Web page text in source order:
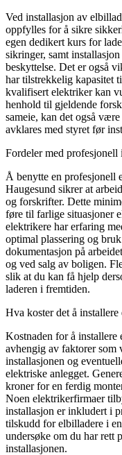
Ved installasjon av
oppfylles for å sikre
egen dedikert kurs for
sikringer, samt
beskyttelse. Det er også
har tilstrekkelig kapasitet
kvalifisert elektriker kan
henhold til gjeldende
sameie, kan det også
avklares med styret før
Fordeler med
Å benytte en profesjonell
Haugesund sikrer at
og forskrifter. Dette
føre til farlige situasjoner
elektrikere har erfaring
optimal plassering og
dokumentasjon på
og ved salg av boligen.
slik at du kan få hjelp
laderen i fremtiden.
Hva koster det å
Kostnaden for å installere
avhengig av faktorer som
installasjonen og
elektriske anlegget.
kroner for en ferdig
Noen elektrikerfirmaer
installasjon er inkludert i
tilskudd for elbilladere i
undersøke om du har rett
installasjonen.